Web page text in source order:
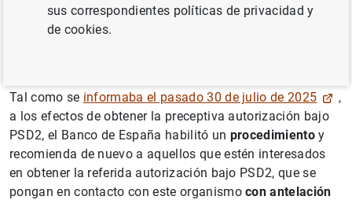
10 de junio de 2025,para la prestación de esos servicios
sin haber obtenido la preceptiva autorización bajo la
Tal como se informaba el pasado 30 de julio de 2025
,
a los efectos de obtener la preceptiva autorización bajo
PSD2, el Banco de España habilitó un procedimiento y
recomienda de nuevo a aquellos que estén interesados
en obtener la referida autorización bajo PSD2, que se
pongan en contacto con este organismocon antelación
sus correspondientes políticas de privacidad y
de cookies.